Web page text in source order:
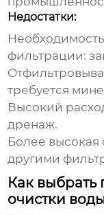
Недостатки:
фильтрации:
требуется
Высокий
дренаж.
Более высокая
другими
Как выбрать
очистки